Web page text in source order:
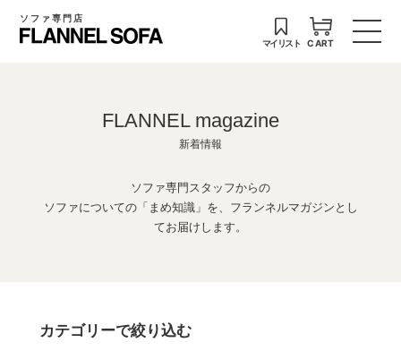
ソファ専門店
マイリスト CART
FLANNEL magazine
新着情報
ソファ専門スタッフからの
ソファについての「まめ知識」を、フランネルマガジンとし
てお届けします。
カテゴリーで絞り込む